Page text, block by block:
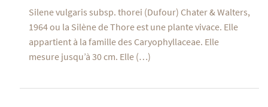
Silene vulgaris subsp. thorei (Dufour) Chater & Walters,
1964 ou la Silène de Thore est une plante vivace. Elle
appartient à la famille des Caryophyllaceae. Elle
mesure jusqu’à 30 cm. Elle (…)